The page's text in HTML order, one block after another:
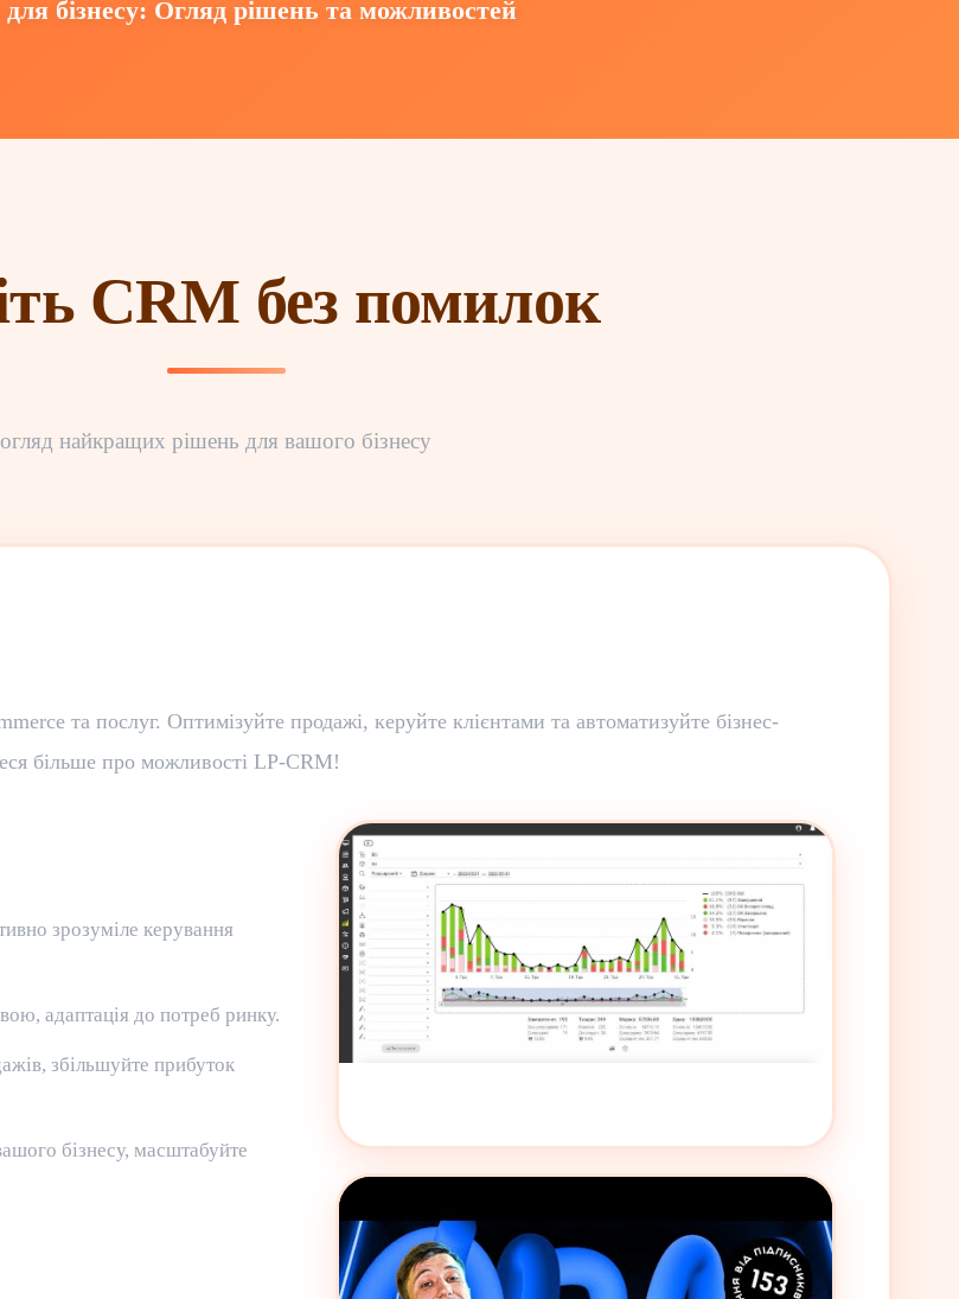
бізнесу: Огляд рішень та можливостей
CRM без помилок
найкращих рішень для вашого бізнесу
та послуг. Оптимізуйте продажі, керуйте клієнтами та автоматизуйте бізнес-
більше про можливості LP-CRM!
зрозуміле керування
адаптація до потреб ринку.
збільшуйте прибуток
бізнесу, масштабуйте